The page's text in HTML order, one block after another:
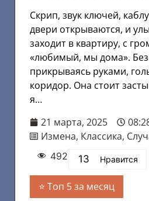
Скрип, звук ключей,
двери открываются, и
заходит в квартиру, с
«любимый, мы дома».
прикрываясь руками,
коридор. Она стоит
я…
21 марта, 2025
Измена, Классика,
492 13 Нравится
Топ 5 за месяц